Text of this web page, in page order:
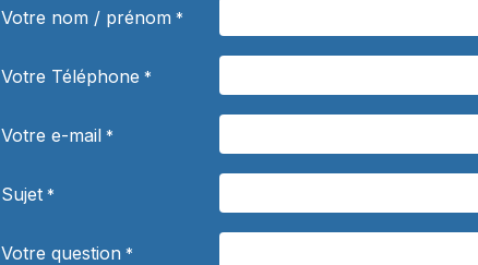
Votre nom / prénom *
Votre Téléphone *
Votre e-mail *
Sujet *
Votre question *